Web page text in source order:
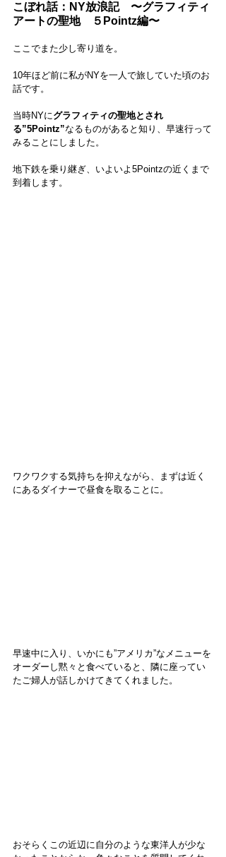
こぼれ話：NY放浪記　〜グラフィティ
アートの聖地　５Pointz編〜
ここでまた少し寄り道を。
10年ほど前に私がNYを一人で旅していた頃のお
話です。
当時NYにグラフィティの聖地とされ
る”5Pointz”なるものがあると知り、早速行って
みることにしました。
地下鉄を乗り継ぎ、いよいよ5Pointzの近くまで
到着します。
ワクワクする気持ちを抑えながら、まずは近く
にあるダイナーで昼食を取ることに。
早速中に入り、いかにも”アメリカ”なメニューを
オーダーし黙々と食べていると、隣に座ってい
たご婦人が話しかけてきてくれました。
おそらくこの近辺に自分のような東洋人が少な